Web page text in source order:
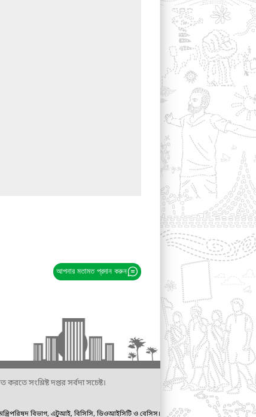
আপনার মতামত প্রদান করুন
সংশ্লিষ্ট দপ্তর সর্বদা সচেষ্ট।
বিভাগ, এটুআই, বিসিসি, ডিওআইসিটি ও বেসিস।